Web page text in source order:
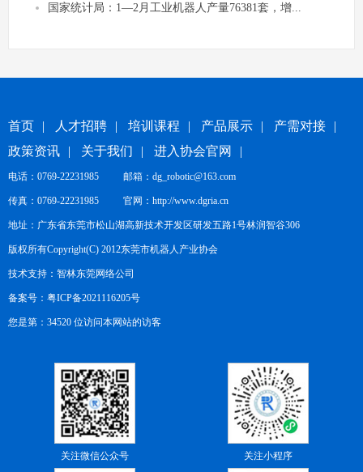
国家统计局：1—2月工业机器人产量76381套，增...
首页 | 人才招聘 | 培训课程 | 产品展示 | 产需对接
|
政策资讯
| 关于我们 | 进入协会官网 |
电话：0769-22231985 邮箱：dg_robotic@163.com
传真：0769-22231985 官网： http://www.dgria.cn
地址：广东省东莞市松山湖高新技术开发区研发五路1号林润智谷306
版权所有Copyright(C) 2012东莞市机器人产业协会
技术支持： 智林东莞网络公司
备案号： 粤ICP备2021116205号
您是第：34520 位访问本网站的访客
关注微信公众号 关注小程序